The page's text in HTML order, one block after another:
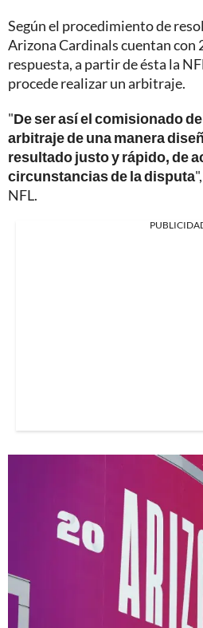
Según el procedimiento de
Arizona Cardinals cuentan con
respuesta, a partir de ésta la
procede realizar un arbitraje.
"De ser así el comisionado
arbitraje de una manera
resultado justo y rápido, de
circunstancias de la disputa
NFL.